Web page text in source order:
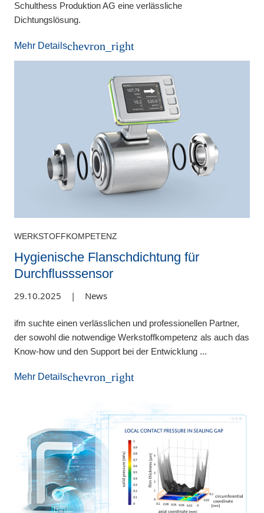
Schulthess Produktion AG eine verlässliche
Dichtungslösung.
Mehr Detailschevron_right
WERKSTOFFKOMPETENZ
Hygienische Flanschdichtung für
Durchflusssensor
29.10.2025 | News
ifm suchte einen verlässlichen und professionellen Partner,
der sowohl die notwendige Werkstoffkompetenz als auch das
Know-how und den Support bei der Entwicklung ...
Mehr Detailschevron_right